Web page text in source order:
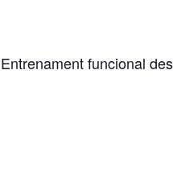
Entrenament funcional